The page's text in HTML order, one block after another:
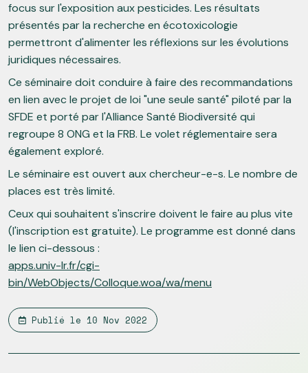
focus sur l'exposition aux pesticides. Les résultats
présentés par la recherche en écotoxicologie
permettront d'alimenter les réflexions sur les évolutions
juridiques nécessaires.
Ce séminaire doit conduire à faire des recommandations
en lien avec le projet de loi "une seule santé" piloté par la
SFDE et porté par l'Alliance Santé Biodiversité qui
regroupe 8 ONG et la FRB. Le volet réglementaire sera
également exploré.
Le séminaire est ouvert aux chercheur-e-s. Le nombre de
places est très limité.
Ceux qui souhaitent s'inscrire doivent le faire au plus vite
(l'inscription est gratuite). Le programme est donné dans
le lien ci-dessous :
apps.univ-lr.fr/cgi-
bin/WebObjects/Colloque.woa/wa/menu
Publié le 10 Nov 2022